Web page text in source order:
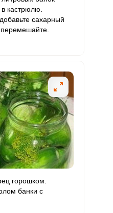
кастрюлю.
сахарный
горошком.
банки с